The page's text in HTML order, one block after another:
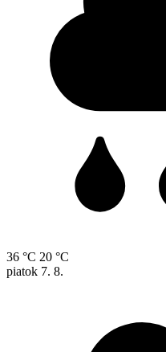
36 °C 20 °C
piatok 7. 8.